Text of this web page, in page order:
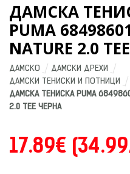
ДАМСКА
PUMA
NATURE 2.0
ДАМСКО
ДАМСКИ ДРЕХИ
ДАМСКИ ТЕНИСКИ И ПОТНИЦИ
ДАМСКА ТЕНИСКА PUMA
2.0 TEE ЧЕРНА
17.89€